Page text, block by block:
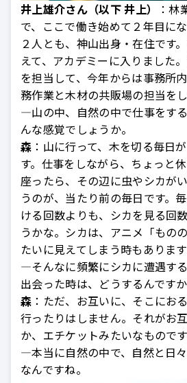
井上雄介さん（以下 井上）
：林
で、ここで働き始めて２年目に
２人とも、神山出身・在住です
えて、アカデミーに入りました
を担当して、今年からは事務所
務作業と木材の共販場の担当をし
—山の中、自然の中で仕事をす
んな感覚でしょうか。
森 ：山に行って、木を切る毎日
す。仕事をしながら、ちょっと
座ったら、その辺に虫やシカが
うのが、当たり前の毎日です。
ける回数よりも、シカを見る回
うかな。シカは、アニメ「もの
たいに見えてしまう時もあります
—そんなに頻繁にシカに遭遇す
出会った時は、どうするんです
森 ：ただ、お互いに、そこにお
行ったりはしません。それがお
か、エチケットみたいなものです
—本当に自然の中で、自然と日
なんですね。